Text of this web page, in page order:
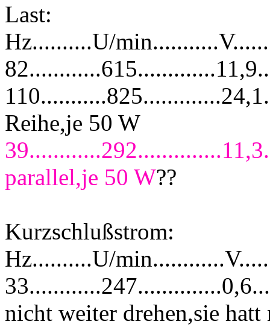
Last:
Hz..........U/
Reihe,je 50 W
parallel,je 50 W??
Kurzschlußstrom:
Hz..........U/
nicht weiter drehen,sie hatt